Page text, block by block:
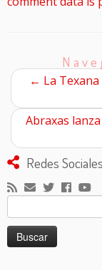
← La
Abraxas
Redes Sociales
Buscar: